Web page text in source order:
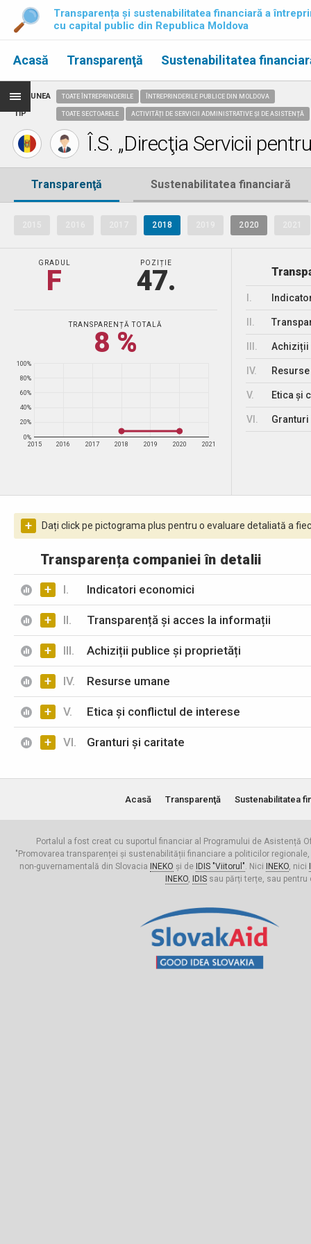
Transparența și sustenabilitatea financiară a
cu capital public din Republica Moldova
Acasă Transparenţă Sustenabilitatea
REGIUNEA
TIP
TOATE ÎNTREPRINDERILE ÎNTREPRINDERILE PUBLICE DIN MOLDOVA
TOATE SECTOARELE ACTIVITĂȚI DE SERVICII ADMINISTRATIVE ȘI DE ASISTENȚĂ
Î.S. „Direcţia Servicii
Transparenţă Sustenabilitatea financiară
2018 2020
GRADUL
F
POZIȚIE
47.
TRANSPARENȚĂ TOTALĂ
8 %
2015 2016 2017 2018 2019 2020 2021
0%
20%
40%
60%
80%
100%
Achiziții
IV.
V. Etica și
VI.
+ Dați click pe pictograma plus pentru o evaluare detaliată a
Transparența companiei în detalii
+ I. Indicatori economici
+ II. Transparență și acces la informații
+ III. Achiziții publice și proprietăți
+ IV. Resurse umane
+ V. Etica și conflictul de interese
+ VI. Granturi și caritate
Acasă Transparenţă Sustenabilitatea
Portalul a fost creat cu suportul financiar al Programului de Asistență
"Promovarea transparenței și sustenabilității financiare a politicilor
non-guvernamentală din Slovacia
INEKO și de IDIS "Viitorul". Nici INEKO, nici
INEKO, IDISsau părți terțe, sau pentru